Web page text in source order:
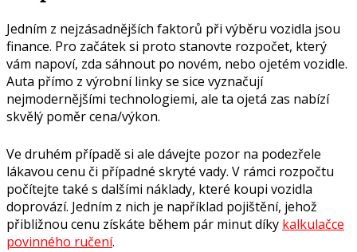
Jedním z nejzásadnějších faktorů při výběru vozidla jsou
finance. Pro začátek si proto stanovte rozpočet, který
vám napoví, zda sáhnout po novém, nebo ojetém ​​vozidle.
Auta přímo z výrobní linky se sice vyznačují
nejmodernějšími technologiemi, ale ta ojetá zas nabízí
skvělý poměr cena/výkon.
Ve druhém případě si ale dávejte pozor na podezřele
lákavou cenu či případné skryté vady. V rámci rozpočtu
počítejte také s dalšími náklady, které koupi vozidla
doprovází. Jedním z nich je například pojištění, jehož
přibližnou cenu získáte během pár minut díky kalkulačce
povinného ručení.